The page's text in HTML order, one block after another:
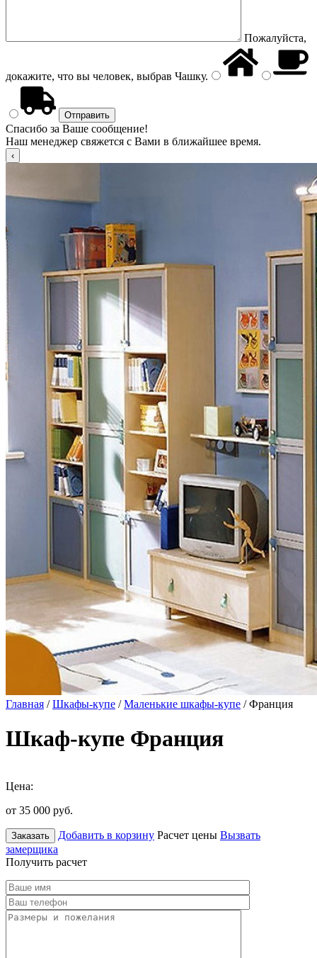
Пожалуйста,
докажите, что вы человек, выбрав Чашку.
Спасибо за Ваше сообщение!
Наш менеджер свяжется с Вами в ближайшее время.
Главная /Шкафы-купе /Маленькие шкафы-купе / Франция
Шкаф-купе Франция
Цена:
от 35 000 руб.
Заказать Добавить в корзину Расчет цены Вызвать
замерщика
Получить расчет